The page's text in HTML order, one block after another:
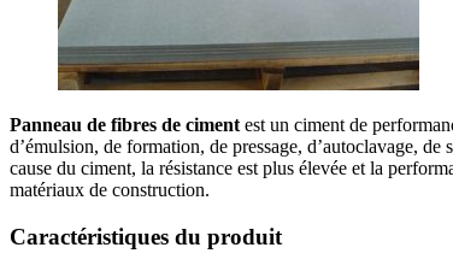
Panneau de fibres de ciment est un ciment de
d’émulsion, de formation, de pressage, d’autoclavage,
cause du ciment, la résistance est plus élevée et la
matériaux de construction.
Caractéristiques du produit